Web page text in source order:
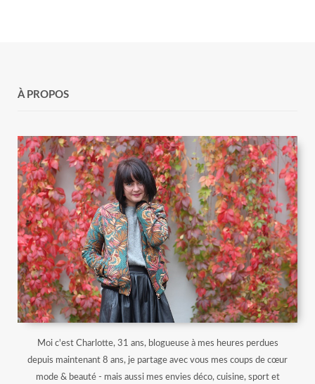
À PROPOS
Moi c'est Charlotte, 31 ans, blogueuse à mes heures perdues
depuis maintenant 8 ans, je partage avec vous mes coups de cœur
mode & beauté - mais aussi mes envies déco, cuisine, sport et